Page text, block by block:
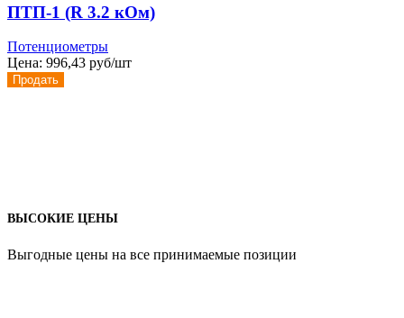
ПТП-1 (R 3.2 кОм)
Потенциометры
Цена: 996,43 руб/шт
Продать
ВЫСОКИЕ ЦЕНЫ
Выгодные цены на все принимаемые позиции